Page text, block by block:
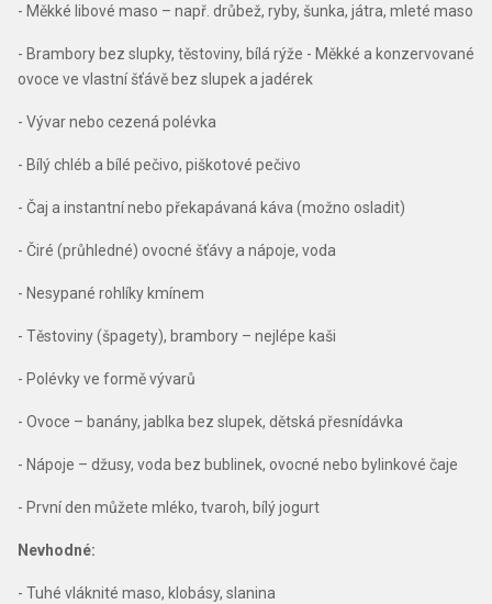
- Měkké libové maso – např. drůbež, ryby, šunka, játra, mleté maso
- Brambory bez slupky, těstoviny, bílá rýže - Měkké a konzervované
ovoce ve vlastní šťávě bez slupek a jadérek
- Vývar nebo cezená polévka
- Bílý chléb a bílé pečivo, piškotové pečivo
- Čaj a instantní nebo překapávaná káva (možno osladit)
- Čiré (průhledné) ovocné šťávy a nápoje, voda
- Nesypané rohlíky kmínem
- Těstoviny (špagety), brambory – nejlépe kaši
- Polévky ve formě vývarů
- Ovoce – banány, jablka bez slupek, dětská přesnídávka
- Nápoje – džusy, voda bez bublinek, ovocné nebo bylinkové čaje
- První den můžete mléko, tvaroh, bílý jogurt
Nevhodné:
- Tuhé vláknité maso, klobásy, slanina